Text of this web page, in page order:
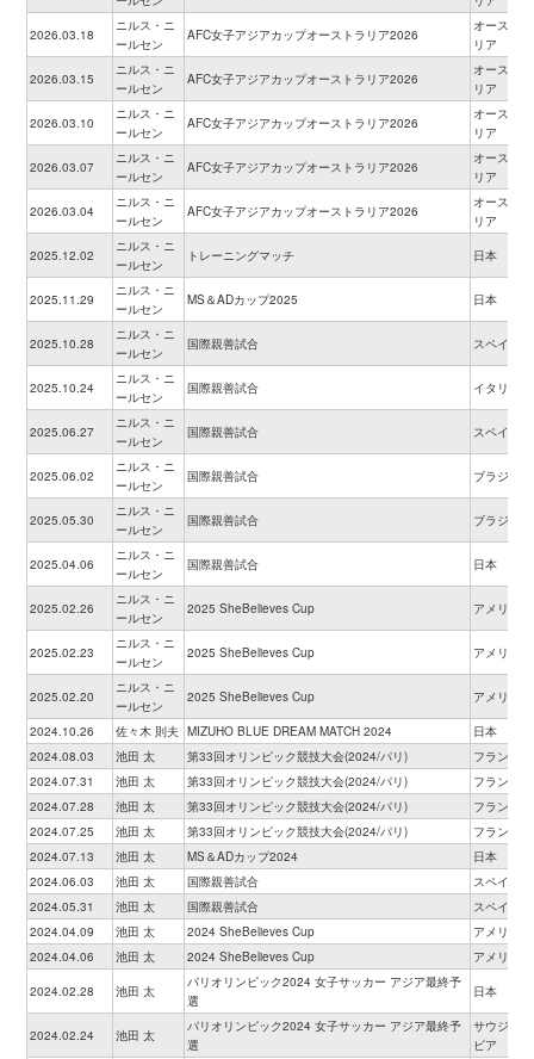
2026.03.18
ニルス・ニ
ールセン
AFC女子アジアカップオーストラリア2026
オーストラ
リア
2026.03.15
ニルス・ニ
ールセン
AFC女子アジアカップオーストラリア2026
オーストラ
リア
2026.03.10
ニルス・ニ
ールセン
AFC女子アジアカップオーストラリア2026
オーストラ
リア
2026.03.07
ニルス・ニ
ールセン
AFC女子アジアカップオーストラリア2026
オーストラ
リア
2026.03.04
ニルス・ニ
ールセン
AFC女子アジアカップオーストラリア2026
オーストラ
リア
2025.12.02
ニルス・ニ
ールセン
トレーニングマッチ 日本
2025.11.29
ニルス・ニ
ールセン
MS＆ADカップ2025 日本
2025.10.28
ニルス・ニ
ールセン
国際親善試合 スペイン
2025.10.24
ニルス・ニ
ールセン
国際親善試合 イタリア
2025.06.27
ニルス・ニ
ールセン
国際親善試合 スペイン
2025.06.02
ニルス・ニ
ールセン
国際親善試合 ブラジル
2025.05.30
ニルス・ニ
ールセン
国際親善試合 ブラジル
2025.04.06
ニルス・ニ
ールセン
国際親善試合 日本
2025.02.26
ニルス・ニ
ールセン
2025 SheBelieves Cup アメリカ
2025.02.23
ニルス・ニ
ールセン
2025 SheBelieves Cup アメリカ
2025.02.20
ニルス・ニ
ールセン
2025 SheBelieves Cup アメリカ
2024.10.26 佐々木 則夫 MIZUHO BLUE DREAM MATCH 2024
日本
2024.08.03
池田 太 第33回オリンピック競技大会(2024/パリ)
フランス
2024.07.31
池田 太 第33回オリンピック競技大会(2024/パリ)
フランス
2024.07.28
池田 太 第33回オリンピック競技大会(2024/パリ)
フランス
2024.07.25
池田 太 第33回オリンピック競技大会(2024/パリ)
フランス
2024.07.13
池田 太 MS＆ADカップ2024
日本
2024.06.03
池田 太 国際親善試合
スペイン
2024.05.31
池田 太 国際親善試合
スペイン
2024.04.09
池田 太 2024 SheBelieves Cup
アメリカ
2024.04.06
池田 太 2024 SheBelieves Cup アメリカ
2024.02.28 池田 太
パリオリンピック2024 女子サッカー アジア最終予
選
日本
2024.02.24 池田 太
パリオリンピック2024 女子サッカー アジア最終予
選
サウジアラ
ビア